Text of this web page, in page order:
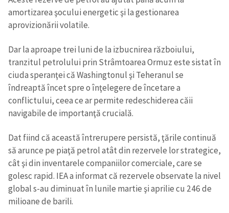
amortizarea şocului energetic şi la gestionarea
aprovizionării volatile.
Dar la aproape trei luni de la izbucnirea războiului,
tranzitul petrolului prin Strâmtoarea Ormuz este sistat în
ciuda speranţei că Washingtonul şi Teheranul se
îndreaptă încet spre o înţelegere de încetare a
conflictului, ceea ce ar permite redeschiderea căii
navigabile de importanţă crucială.
Dat fiind că această întrerupere persistă, ţările continuă
să arunce pe piaţă petrol atât din rezervele lor strategice,
cât şi din inventarele companiilor comerciale, care se
golesc rapid. IEA a informat că rezervele observate la nivel
global s-au diminuat în lunile martie şi aprilie cu 246 de
milioane de barili.